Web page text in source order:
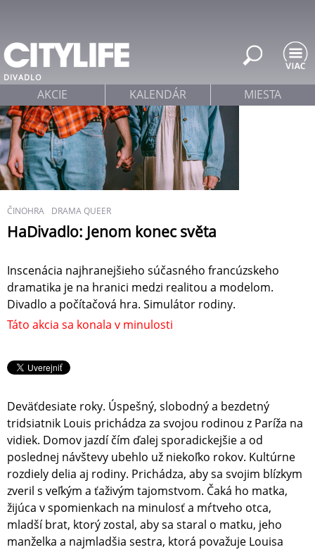
DIVADLO
ČINOHRA DRAMA QUEER
HaDivadlo: Jenom konec světa
Inscenácia najhranejšieho súčasného francúzskeho
dramatika je na hranici medzi realitou a modelom.
Divadlo a počítačová hra. Simulátor rodiny.
Táto akcia sa konala v minulosti
Deväťdesiate roky. Úspešný, slobodný a bezdetný
tridsiatnik Louis prichádza za svojou rodinou z Paríža na
vidiek. Domov jazdí čím ďalej sporadickejšie a od
poslednej návštevy ubehlo už niekoľko rokov. Kultúrne
rozdiely delia aj rodiny. Prichádza, aby sa svojim blízkym
zveril s veľkým a ťaživým tajomstvom. Čaká ho matka,
žijúca v spomienkach na minulosť a mŕtveho otca,
mladší brat, ktorý zostal, aby sa staral o matku, jeho
manželka a najmladšia sestra, ktorá považuje Louisa
AKCIE KALENDÁR MIESTA